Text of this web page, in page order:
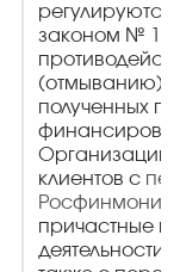
законом №
(отмыванию)
полученных
Организации
клиентов с
причастные к
деятельности